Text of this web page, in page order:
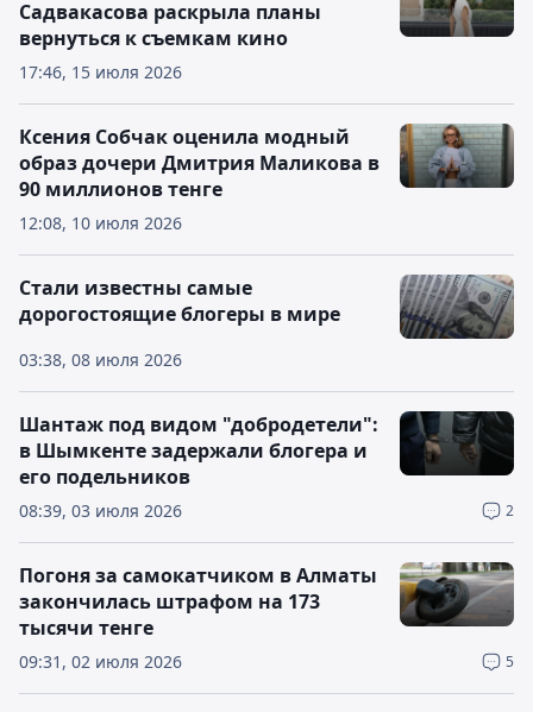
17:46, 15 июля 2026
Садвакасова раскрыла планы
вернуться к съемкам кино
12:08, 10 июля 2026
Ксения Собчак оценила модный
образ дочери Дмитрия Маликова в
90 миллионов тенге
03:38, 08 июля 2026
Стали известны самые
дорогостоящие блогеры в мире
08:39, 03 июля 2026 2
Шантаж под видом "добродетели":
в Шымкенте задержали блогера и
его подельников
09:31, 02 июля 2026 5
Погоня за самокатчиком в Алматы
закончилась штрафом на 173
тысячи тенге